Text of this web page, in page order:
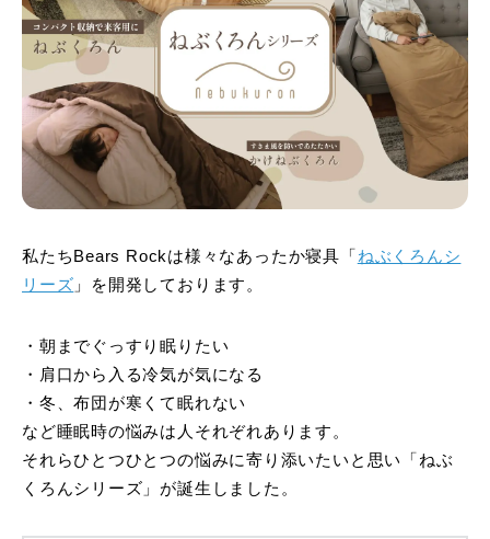
私たちBears Rockは様々なあったか寝具「ねぶくろんシ
リーズ 」を開発しております。
・朝までぐっすり眠りたい
・肩口から入る冷気が気になる
・冬、布団が寒くて眠れない
など睡眠時の悩みは人それぞれあります。
それらひとつひとつの悩みに寄り添いたいと思い「ねぶ
くろんシリーズ」が誕生しました。